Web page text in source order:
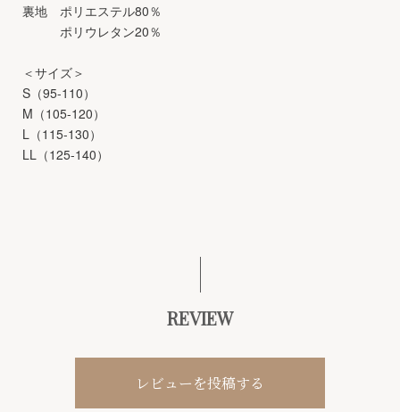
裏地 ポリエステル80％
ポリウレタン20％
＜サイズ＞
S（95-110）
M（105-120）
L（115-130）
LL（125-140）
REVIEW
レビューを投稿する